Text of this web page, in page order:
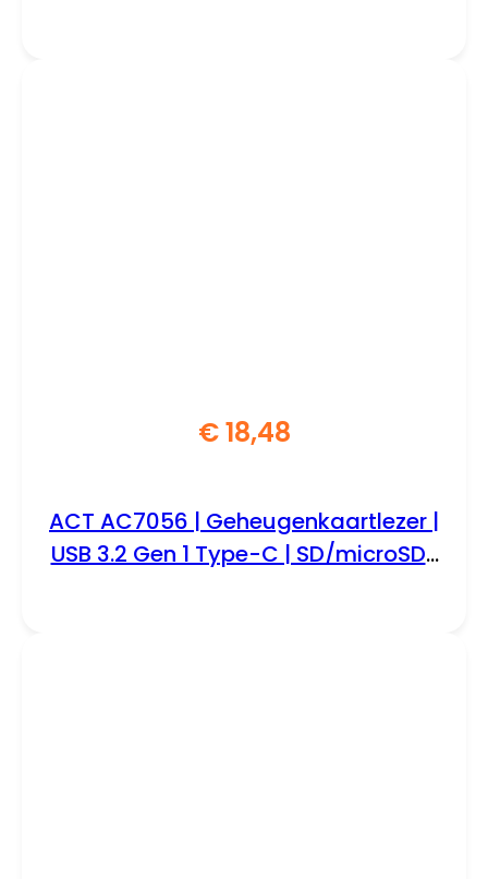
€18,48
ACT AC7056 | Geheugenkaartlezer |
USB 3.2 Gen 1 Type-C | SD/microSD |